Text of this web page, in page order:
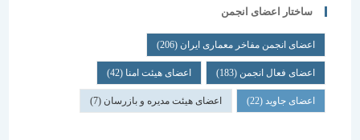
ساختار اعضای انجمن
اعضای انجمن مفاخر معماری ایران (206)
اعضای فعال انجمن(183) اعضای هیئت امنا(42)
اعضای جاوید(22) اعضای هیئت مدیره و بازرسان(7)